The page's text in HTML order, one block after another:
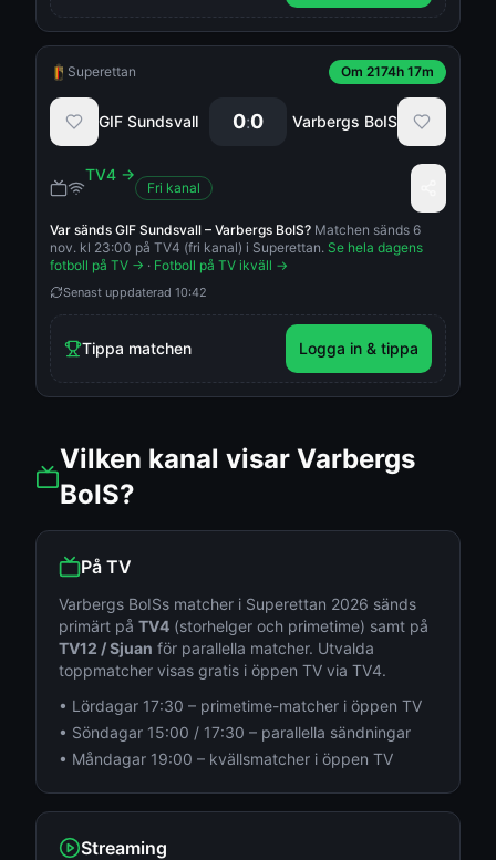
Superettan Om 2174h 17m
GIF Sundsvall 0:0 Varbergs BoIS
TV4 →
Fri kanal
Var sänds GIF Sundsvall – Varbergs BoIS? Matchen sänds 6
nov. kl 23:00 på TV4 (fri kanal) i Superettan. Se hela dagens
fotboll på TV → · Fotboll på TV ikväll →
Senast uppdaterad 10:42
Tippa matchen Logga in & tippa
Vilken kanal visar Varbergs
BoIS?
På TV
Varbergs BoISs matcher i Superettan 2026 sänds
primärt på TV4 (storhelger och primetime) samt på
TV12 / Sjuan för parallella matcher. Utvalda
toppmatcher visas gratis i öppen TV via TV4.
• Lördagar 17:30 – primetime-matcher i öppen TV
• Söndagar 15:00 / 17:30 – parallella sändningar
• Måndagar 19:00 – kvällsmatcher i öppen TV
Streaming